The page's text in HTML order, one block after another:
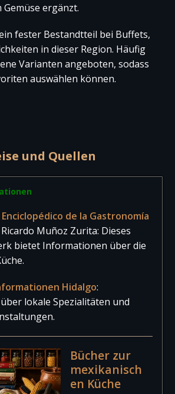
ergänzt.
fester Bestandtteil bei Buffets,
in dieser Region. Häufig
Varianten angeboten, sodass
auswählen können.
und Quellen
de la Gastronomía
Ricardo Muñoz Zurita: Dieses
bietet Informationen über die
Hidalgo:
lokale Spezialitäten und
Bücher zur
mexikanisch
en Küche